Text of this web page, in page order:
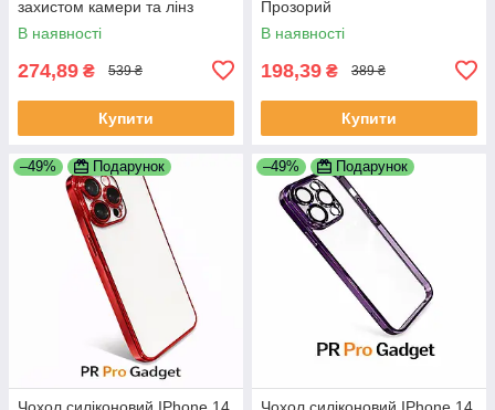
захистом камери та лінз
В наявності
274,89 ₴ 539 ₴
Купити
Прозорий
В наявності
198,39 ₴ 389 ₴
Купити
–49% Подарунок –49% Подарунок